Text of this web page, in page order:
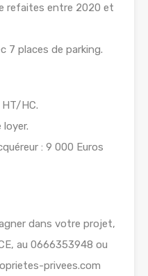
refaites entre 2020 et
7 places de parking.
HC.
: 9 000 Euros
dans votre projet,
au 0666353948 ou
privees.com